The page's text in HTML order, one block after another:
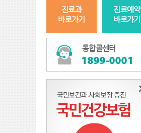
진료과
바로가기
진료예약
바로가기
통합콜센터